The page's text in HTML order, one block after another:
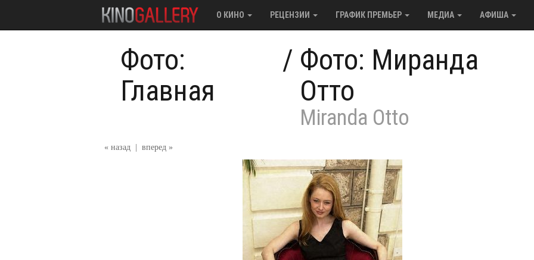
О КИНО РЕЦЕНЗИИ ГРАФИК ПРЕМЬЕР МЕДИА АФИША
Фото:
Главная
/ Фото: Миранда
Отто
Miranda Otto
« назад вперед »